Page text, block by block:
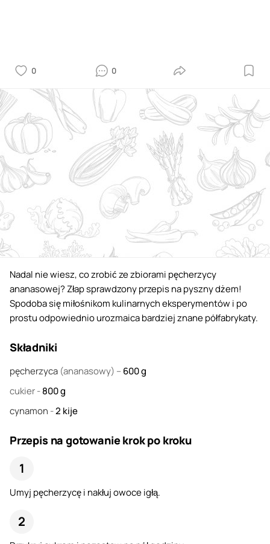
0 0
Nadal nie wiesz, co zrobić ze zbiorami pęcherzycy
ananasowej? Złap sprawdzony przepis na pyszny dżem!
Spodoba się miłośnikom kulinarnych eksperymentów i po
prostu odpowiednio urozmaica bardziej znane półfabrykaty.
Składniki
pęcherzyca (ananasowy) –600g
cukier-800g
cynamon -2 kije
Przepis na gotowanie krok po kroku
Umyj pęcherzycę i nakłuj owoce igłą.